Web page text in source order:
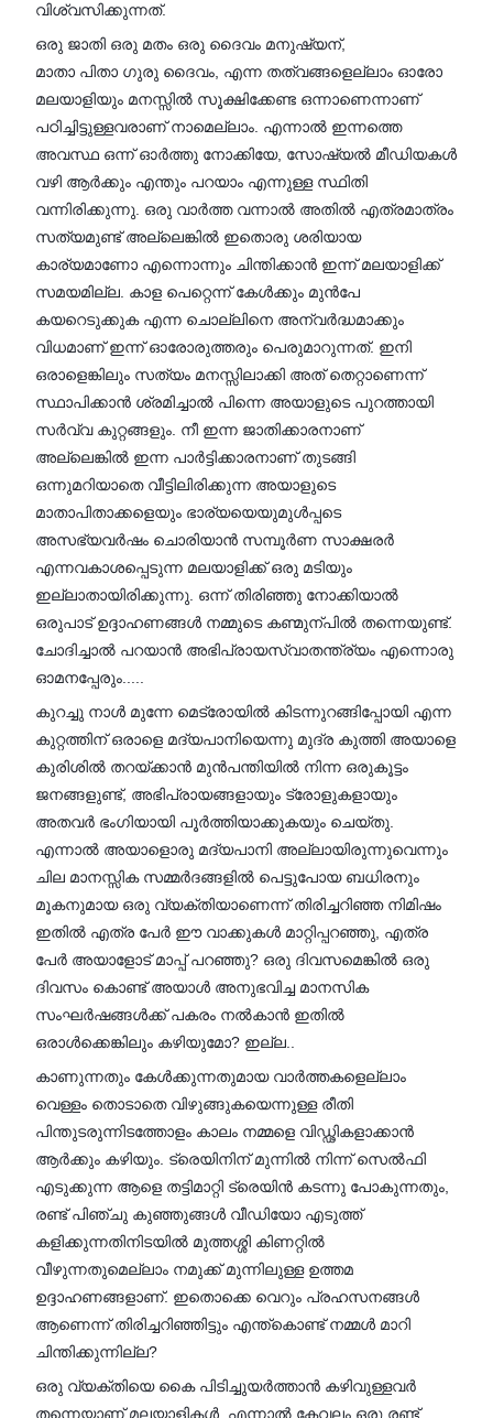
വിശ്വസിക്കുന്നത്.
ഒരു ജാതി ഒരു മതം ഒരു ദൈവം മനുഷ്യന്,
മാതാ പിതാ ഗുരു ദൈവം, എന്ന തത്വങ്ങളെല്ലാം ഓരോ
മലയാളിയും മനസ്സിൽ സൂക്ഷിക്കേണ്ട ഒന്നാണെന്നാണ്
പഠിച്ചിട്ടുള്ളവരാണ് നാമെല്ലാം. എന്നാൽ ഇന്നത്തെ
അവസ്ഥ ഒന്ന് ഓർത്തു നോക്കിയേ, സോഷ്യൽ മീഡിയകൾ
വഴി ആർക്കും എന്തും പറയാം എന്നുള്ള സ്ഥിതി
വന്നിരിക്കുന്നു. ഒരു വാർത്ത വന്നാൽ അതിൽ എത്രമാത്രം
സത്യമുണ്ട് അല്ലെങ്കിൽ ഇതൊരു ശരിയായ
കാര്യമാണോ എന്നൊന്നും ചിന്തിക്കാൻ ഇന്ന് മലയാളിക്ക്
സമയമില്ല. കാള പെറ്റെന്ന് കേൾക്കും മുൻപേ
കയറെടുക്കുക എന്ന ചൊല്ലിനെ അന്വർദ്ധമാക്കും
വിധമാണ് ഇന്ന് ഓരോരുത്തരും പെരുമാറുന്നത്. ഇനി
ഒരാളെങ്കിലും സത്യം മനസ്സിലാക്കി അത് തെറ്റാണെന്ന്
സ്ഥാപിക്കാൻ ശ്രമിച്ചാൽ പിന്നെ അയാളുടെ പുറത്തായി
സർവ്വ കുറ്റങ്ങളും. നീ ഇന്ന ജാതിക്കാരനാണ്
അല്ലെങ്കിൽ ഇന്ന പാർട്ടിക്കാരനാണ് തുടങ്ങി
ഒന്നുമറിയാതെ വീട്ടിലിരിക്കുന്ന അയാളുടെ
മാതാപിതാക്കളെയും ഭാര്യയെയുമുൾപ്പടെ
അസഭ്യവർഷം ചൊരിയാൻ സമ്പൂർണ സാക്ഷരർ
എന്നവകാശപ്പെടുന്ന മലയാളിക്ക് ഒരു മടിയും
ഇല്ലാതായിരിക്കുന്നു. ഒന്ന് തിരിഞ്ഞു നോക്കിയാൽ
ഒരുപാട് ഉദ്ദാഹണങ്ങൾ നമ്മുടെ കണ്മുന്പിൽ തന്നെയുണ്ട്.
ചോദിച്ചാൽ പറയാൻ അഭിപ്രായസ്വാതന്ത്ര്യം എന്നൊരു
ഓമനപ്പേരും.....
കുറച്ചു നാൾ മുന്നേ മെട്രോയിൽ കിടന്നുറങ്ങിപ്പോയി എന്ന
കുറ്റത്തിന് ഒരാളെ മദ്യപാനിയെന്നു മുദ്ര കുത്തി അയാളെ
കുരിശിൽ തറയ്ക്കാൻ മുൻപന്തിയിൽ നിന്ന ഒരുകൂട്ടം
ജനങ്ങളുണ്ട്, അഭിപ്രായങ്ങളായും ട്രോളുകളായും
അതവർ ഭംഗിയായി പൂർത്തിയാക്കുകയും ചെയ്തു.
എന്നാൽ അയാളൊരു മദ്യപാനി അല്ലായിരുന്നുവെന്നും
ചില മാനസ്സിക സമ്മർദങ്ങളിൽ പെട്ടുപോയ ബധിരനും
മൂകനുമായ ഒരു വ്യക്തിയാണെന്ന് തിരിച്ചറിഞ്ഞ നിമിഷം
ഇതിൽ എത്ര പേർ ഈ വാക്കുകൾ മാറ്റിപ്പറഞ്ഞു, എത്ര
പേർ അയാളോട് മാപ്പ് പറഞ്ഞു? ഒരു ദിവസമെങ്കിൽ ഒരു
ദിവസം കൊണ്ട് അയാൾ അനുഭവിച്ച മാനസിക
സംഘർഷങ്ങൾക്ക് പകരം നൽകാൻ ഇതിൽ
ഒരാൾക്കെങ്കിലും കഴിയുമോ? ഇല്ല..
കാണുന്നതും കേൾക്കുന്നതുമായ വാർത്തകളെല്ലാം
വെള്ളം തൊടാതെ വിഴുങ്ങുകയെന്നുള്ള രീതി
പിന്തുടരുന്നിടത്തോളം കാലം നമ്മളെ വിഡ്ഢികളാക്കാൻ
ആർക്കും കഴിയും. ട്രെയിനിന് മുന്നിൽ നിന്ന് സെൽഫി
എടുക്കുന്ന ആളെ തട്ടിമാറ്റി ട്രെയിൻ കടന്നു പോകുന്നതും,
രണ്ട് പിഞ്ചു കുഞ്ഞുങ്ങൾ വീഡിയോ എടുത്ത്
കളിക്കുന്നതിനിടയിൽ മുത്തശ്ശി കിണറ്റിൽ
വീഴുന്നതുമെല്ലാം നമുക്ക് മുന്നിലുള്ള ഉത്തമ
ഉദ്ദാഹണങ്ങളാണ്. ഇതൊക്കെ വെറും പ്രഹസനങ്ങൾ
ആണെന്ന് തിരിച്ചറിഞ്ഞിട്ടും എന്ത്കൊണ്ട് നമ്മൾ മാറി
ചിന്തിക്കുന്നില്ല?
ഒരു വ്യക്തിയെ കൈ പിടിച്ചുയർത്താൻ കഴിവുള്ളവർ
തന്നെയാണ് മലയാളികൾ. എന്നാൽ കേവലം ഒരു രണ്ട്